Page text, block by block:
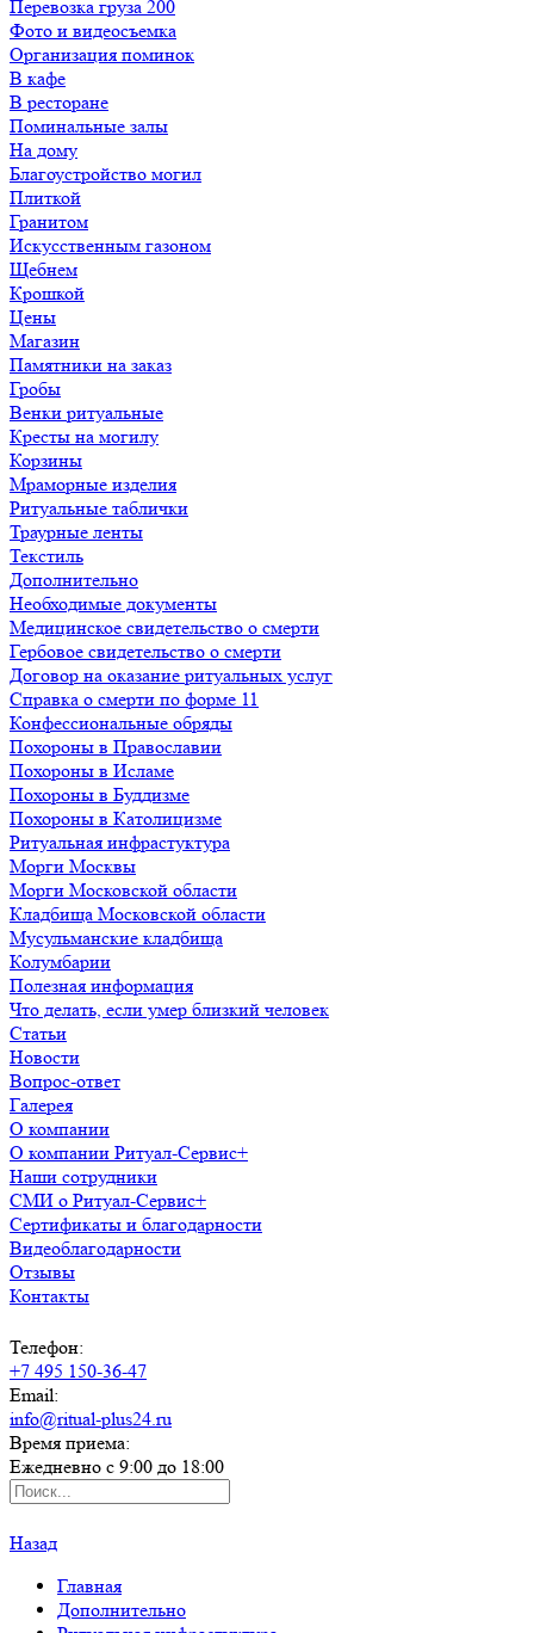
Перевозка груза 200
Фото и видеосъемка
Организация поминок
В кафе
В ресторане
Поминальные залы
На дому
Благоустройство могил
Плиткой
Гранитом
Искусственным газоном
Щебнем
Крошкой
Цены
Магазин
Памятники на заказ
Гробы
Венки ритуальные
Кресты на могилу
Корзины
Мраморные изделия
Ритуальные таблички
Траурные ленты
Текстиль
Дополнительно
Необходимые документы
Медицинское свидетельство о смерти
Гербовое свидетельство о смерти
Договор на оказание ритуальных услуг
Справка о смерти по форме 11
Конфессиональные обряды
Похороны в Православии
Похороны в Исламе
Похороны в Буддизме
Похороны в Католицизме
Ритуальная инфрастуктура
Морги Москвы
Морги Московской области
Кладбища Московской области
Мусульманские кладбища
Колумбарии
Полезная информация
Что делать, если умер близкий человек
Статьи
Новости
Вопрос-ответ
Галерея
О компании
О компании Ритуал-Сервис+
Наши сотрудники
СМИ о Ритуал-Сервис+
Сертификаты и благодарности
Видеоблагодарности
Отзывы
Контакты
Телефон:
+7 495 150-36-47
Email:
info@ritual-plus24.ru
Время приема:
Ежедневно с 9:00 до 18:00
Назад
Главная
Дополнительно